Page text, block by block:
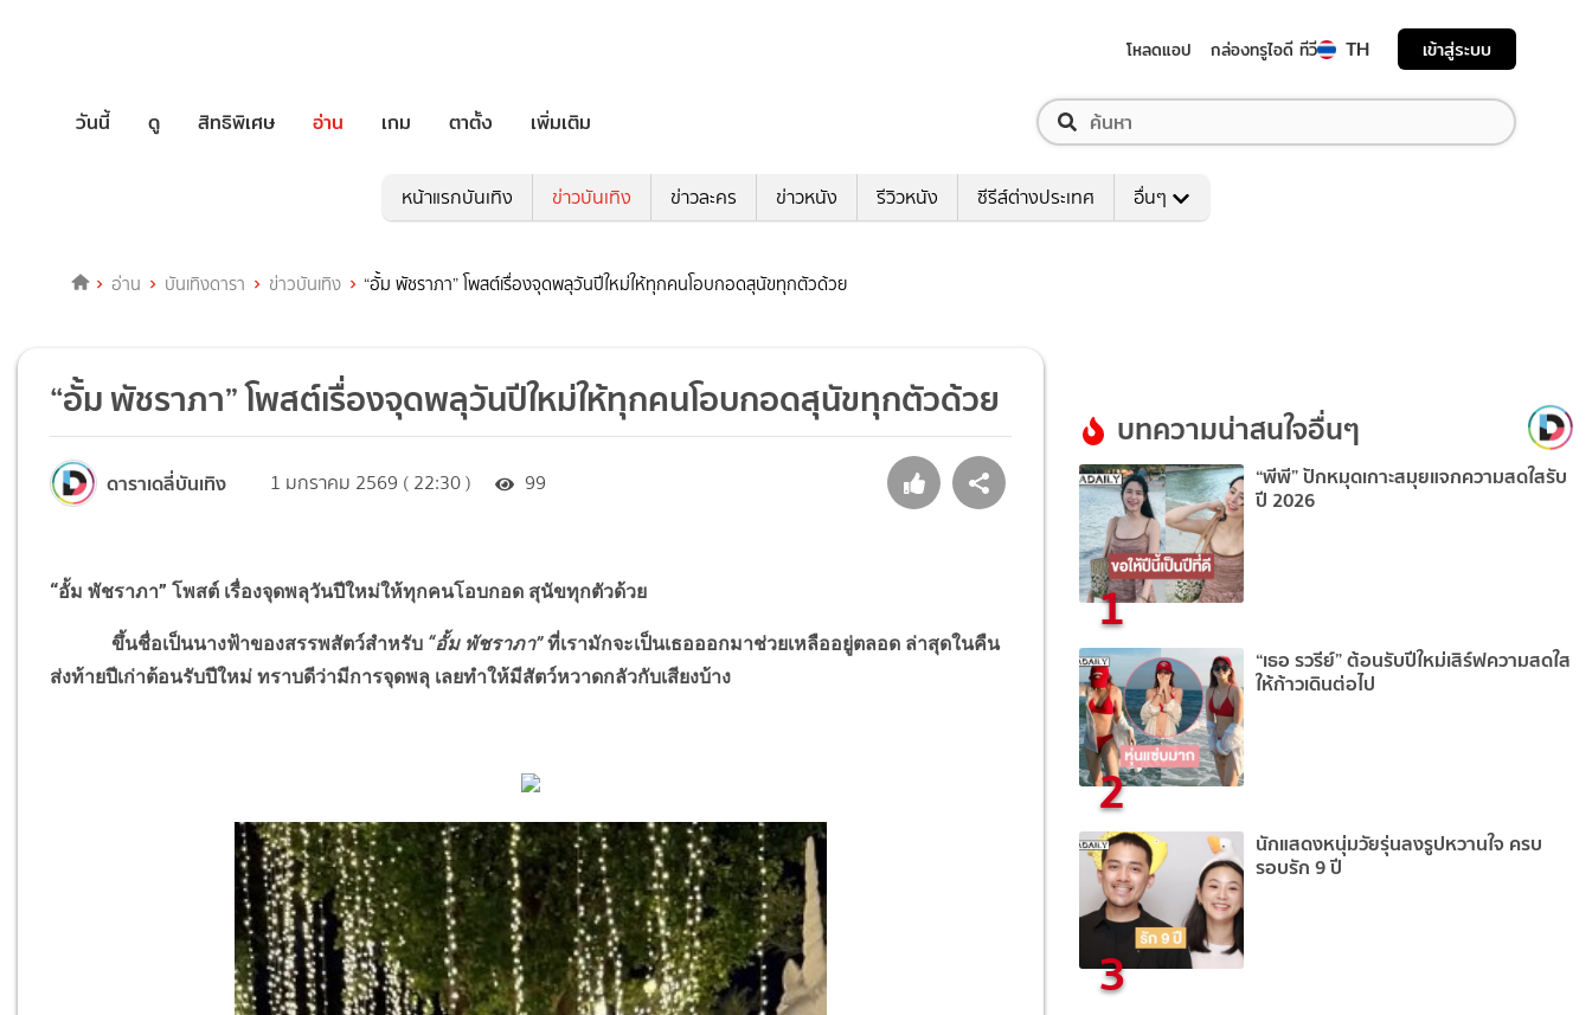
โหลดแอป กล่องทรูไอดี ทีวี TH เข้าสู่ระบบ
วันนี้ ดู สิทธิพิเศษ อ่าน เกม ตาตั้ง เพิ่มเติม
หน้าแรกบันเทิง ข่าวบันเทิง ข่าวละคร ข่าวหนัง รีวิวหนัง ซีรีส์ต่างประเทศ อื่นๆ
อ่าน บันเทิงดารา ข่าวบันเทิง “อั้ม พัชราภา” โพสต์เรื่องจุดพลุวันปีใหม่ให้ทุกคนโอบกอดสุนัขทุกตัวด้วย
“อั้ม พัชราภา” โพสต์เรื่องจุดพลุวันปีใหม่ให้ทุกคนโอบกอดสุนัขทุกตัวด้วย
ดาราเดลี่บันเทิง 1 มกราคม 2569 ( 22:30 ) 99
“อั้ม พัชราภา” โพสต์ เรื่องจุดพลุวันปีใหม่ให้ทุกคนโอบกอด สุนัขทุกตัวด้วย
ขึ้นชื่อเป็นนางฟ้าของสรรพสัตว์สำหรับ “อั้ม พัชราภา”ที่เรามักจะเป็นเธอออกมาช่วยเหลืออยู่ตลอด ล่าสุดในคืน
ส่งท้ายปีเก่าต้อนรับปีใหม่ ทราบดีว่ามีการจุดพลุ เลยทำให้มีสัตว์หวาดกลัวกับเสียงบ้าง
บทความน่าสนใจอื่นๆ
1
“พีพี” ปักหมุดเกาะสมุยแจกความสดใสรับ
ปี 2026
2
“เธอ รวรีย์” ต้อนรับปีใหม่เสิร์ฟความสดใส
ให้ก้าวเดินต่อไป
3
นักแสดงหนุ่มวัยรุ่นลงรูปหวานใจ ครบ
รอบรัก 9 ปี